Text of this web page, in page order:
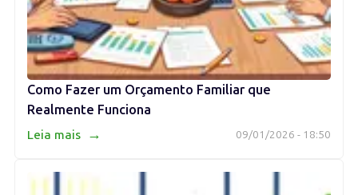
Como Fazer um Orçamento Familiar que
Realmente Funciona
09/01/2026 - 18:50
Leia mais →